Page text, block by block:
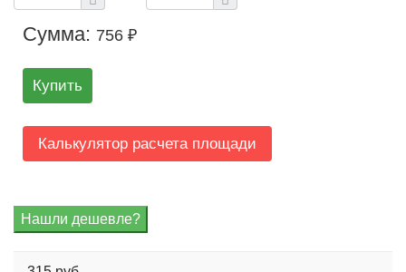
Сумма: 756 ₽
Купить
Калькулятор расчета площади